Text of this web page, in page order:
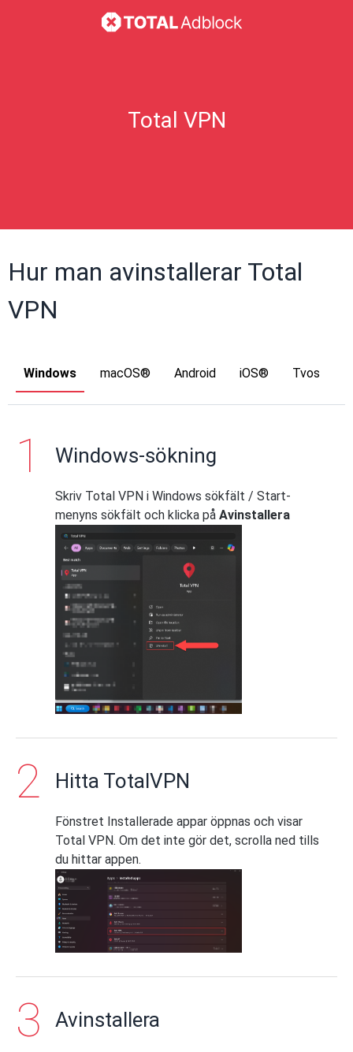
Total VPN
Hur man avinstallerar Total
VPN
Windows macOS® Android iOS® Tvos
Windows-sökning
Skriv Total VPN i Windows sökfält / Start-
menyns sökfält och klicka på Avinstallera
Hitta TotalVPN
Fönstret Installerade appar öppnas och visar
Total VPN. Om det inte gör det, scrolla ned tills
du hittar appen.
Avinstallera